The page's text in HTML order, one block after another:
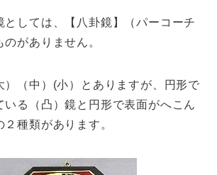
としては、【八卦鏡】（パーコーチ
がありません。
）（中）(小）とありますが、円形で
いる（凸）鏡と円形で表面がへこん
種類があります。